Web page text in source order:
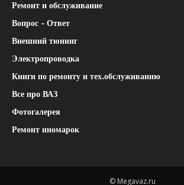
Ремонт и обслуживание
Вопрос - Ответ
Внешний тюнинг
Электропроводка
Книги по ремонту и тех.обслуживанию
Все про ВАЗ
Фотогалерея
Ремонт иномарок
© Megavaz.ru